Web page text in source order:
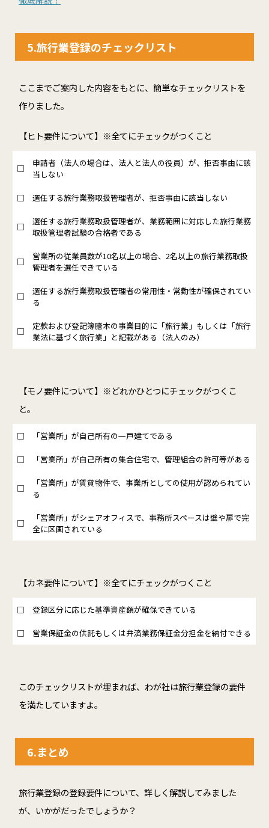
5.旅行業登録のチェックリスト
ここまでご案内した内容をもとに、簡単なチェックリストを
作りました。
【ヒト要件について】※全てにチェックがつくこと
□
申請者（法人の場合は、法人と法人の役員）が、拒否事由に該
当しない
□ 選任する旅行業務取扱管理者が、拒否事由に該当しない
□
選任する旅行業務取扱管理者が、業務範囲に対応した旅行業務
取扱管理者試験の合格者である
□
営業所の従業員数が10名以上の場合、2名以上の旅行業務取扱
管理者を選任できている
□
選任する旅行業務取扱管理者の常用性・常勤性が確保されてい
る
□
定款および登記簿謄本の事業目的に「旅行業」もしくは「旅行
業法に基づく旅行業」と記載がある（法人のみ）
【モノ要件について】※どれかひとつにチェックがつくこ
と。
□ 「営業所」が自己所有の一戸建てである
□ 「営業所」が自己所有の集合住宅で、管理組合の許可等がある
□
「営業所」が賃貸物件で、事業所としての使用が認められてい
る
□
「営業所」がシェアオフィスで、事務所スペースは壁や扉で完
全に区画されている
【カネ要件について】※全てにチェックがつくこと
□ 登録区分に応じた基準資産額が確保できている
□ 営業保証金の供託もしくは弁済業務保証金分担金を納付できる
このチェックリストが埋まれば、わが社は旅行業登録の要件
を満たしていますよ。
6.まとめ
旅行業登録の登録要件について、詳しく解説してみました
が、いかがだったでしょうか？